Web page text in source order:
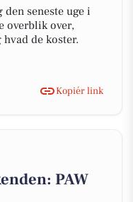
seneste uge i
overblik over,
de koster.
Kopiér link
PAW